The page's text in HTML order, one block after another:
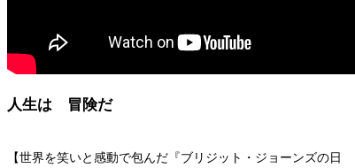
人生は 冒険だ
【世界を笑いと感動で包んだ『ブリジット・ジョーンズの日